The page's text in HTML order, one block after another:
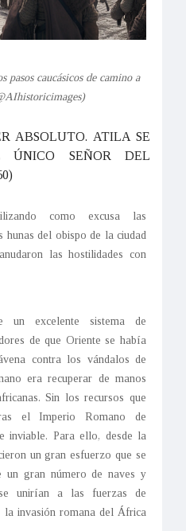
pasos caucásicos de camino a
ABSOLUTO. ATILA SE
ÚNICO SEÑOR DEL
como excusa las
hunas del obispo de la ciudad
las hostilidades con
un excelente sistema de
de que Oriente se había
contra los vándalos de
era recuperar de manos
Sin los recursos que
el Imperio Romano de
inviable. Para ello, desde la
un gran esfuerzo que se
gran número de naves y
unirían a las fuerzas de
la invasión romana del África